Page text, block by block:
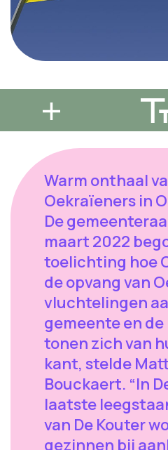
Warm onthaal
Oekraïeners in
De
maart 2022
toelichting hoe
de opvang van
vluchtelingen
gemeente en
tonen zich van
kant, stelde
Bouckaert. “In
laatste
van De Kouter
gezinnen bij